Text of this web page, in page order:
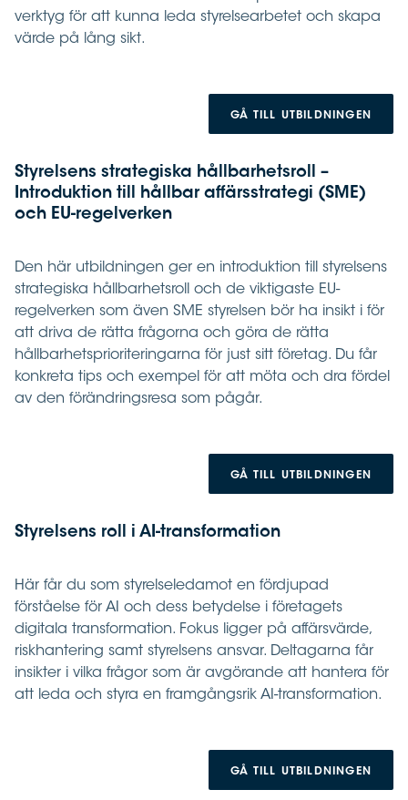
verktyg för att kunna leda styrelsearbetet och skapa
värde på lång sikt.
GÅ TILL UTBILDNINGEN
Styrelsens strategiska hållbarhetsroll –
Introduktion till hållbar affärsstrategi (SME)
och EU-regelverken
Den här utbildningen ger en introduktion till styrelsens
strategiska hållbarhetsroll och de viktigaste EU-
regelverken som även SME styrelsen bör ha insikt i för
att driva de rätta frågorna och göra de rätta
hållbarhetsprioriteringarna för just sitt företag. Du får
konkreta tips och exempel för att möta och dra fördel
av den förändringsresa som pågår.
GÅ TILL UTBILDNINGEN
Styrelsens roll i AI-transformation
Här får du som styrelseledamot en fördjupad
förståelse för AI och dess betydelse i företagets
digitala transformation. Fokus ligger på affärsvärde,
riskhantering samt styrelsens ansvar. Deltagarna får
insikter i vilka frågor som är avgörande att hantera för
att leda och styra en framgångsrik AI-transformation.
GÅ TILL UTBILDNINGEN